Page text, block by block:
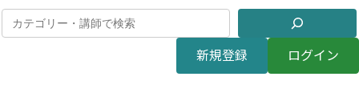
新規登録 ログイン